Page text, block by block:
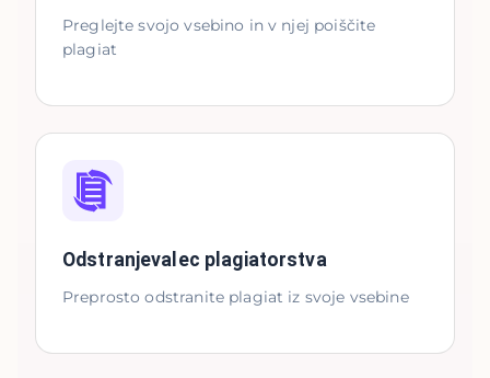
Preglejte svojo vsebino in v njej poiščite
plagiat
Odstranjevalec plagiatorstva
Preprosto odstranite plagiat iz svoje vsebine